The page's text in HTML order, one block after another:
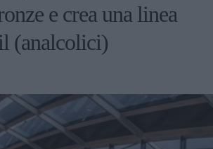
e crea una linea
(analcolici)